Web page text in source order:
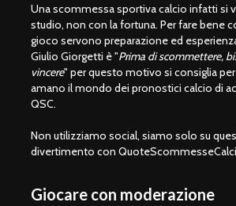
Una scommessa sportiva calcio infatti si
studio, non con la fortuna. Per fare bene
gioco servono preparazione ed
Giulio Giorgetti è "Prima di scommettere,
vincere" per questo motivo si consiglia
amano il mondo dei pronostici calcio di
QSC.
Non utilizziamo social, siamo solo su
divertimento con
Giocare con moderazione